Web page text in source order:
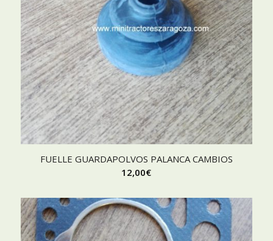
FUELLE GUARDAPOLVOS PALANCA CAMBIOS
12,00€